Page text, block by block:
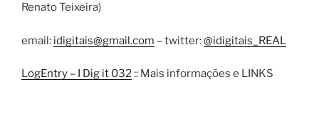
Renato Teixeira)
email: idigitais@gmail.com – twitter:@idigitais_REAL
LogEntry – I Dig it 032:: Mais informações e LINKS